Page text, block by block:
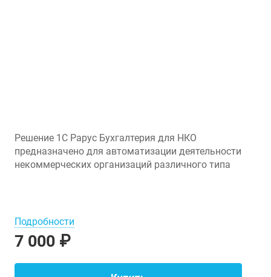
Решение 1С Рарус Бухгалтерия для НКО
предназначено для автоматизации деятельности
некоммерческих организаций различного типа
Подробности
7 000 ₽